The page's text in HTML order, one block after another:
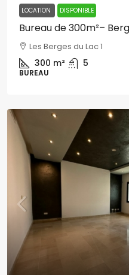
LOCATION DISPONIBLE
Bureau de 300m²–
Les Berges du Lac 1
300 m² 5
BUREAU